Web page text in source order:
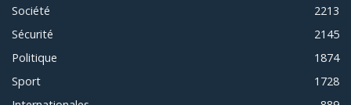
Société
2213
Sécurité
2145
Politique
1874
Sport
1728